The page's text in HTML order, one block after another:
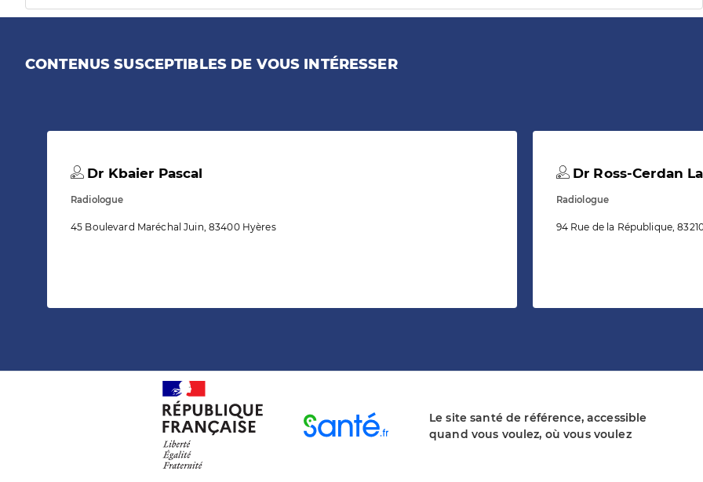
CONTENUS SUSCEPTIBLES DE VOUS INTÉRESSER
Dr Kbaier Pascal
Radiologue
45 Boulevard Maréchal Juin, 83400 Hyères
Dr Ross-Cerdan
Radiologue
94 Rue de la République,
Le site santé de référence, accessible
quand vous voulez, où vous voulez